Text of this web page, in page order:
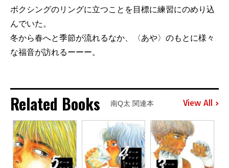
ボクシングのリングに立つことを目標に練習にのめり込
んでいた。
冬から春へと季節が流れるなか、〈あや〉のもとに様々
な福音が訪れるーーー。
Related Books 南Q太 関連本 View All